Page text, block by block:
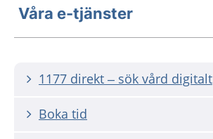
Våra e-tjänster
1177 direkt – sök vård digitalt
Boka tid